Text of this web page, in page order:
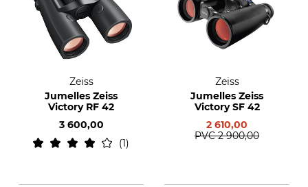
Zeiss
Jumelles Zeiss
Victory RF 42
3 600,00
1
Zeiss
Jumelles Zeiss
Victory SF 42
2 610,00
PVC 2 900,00